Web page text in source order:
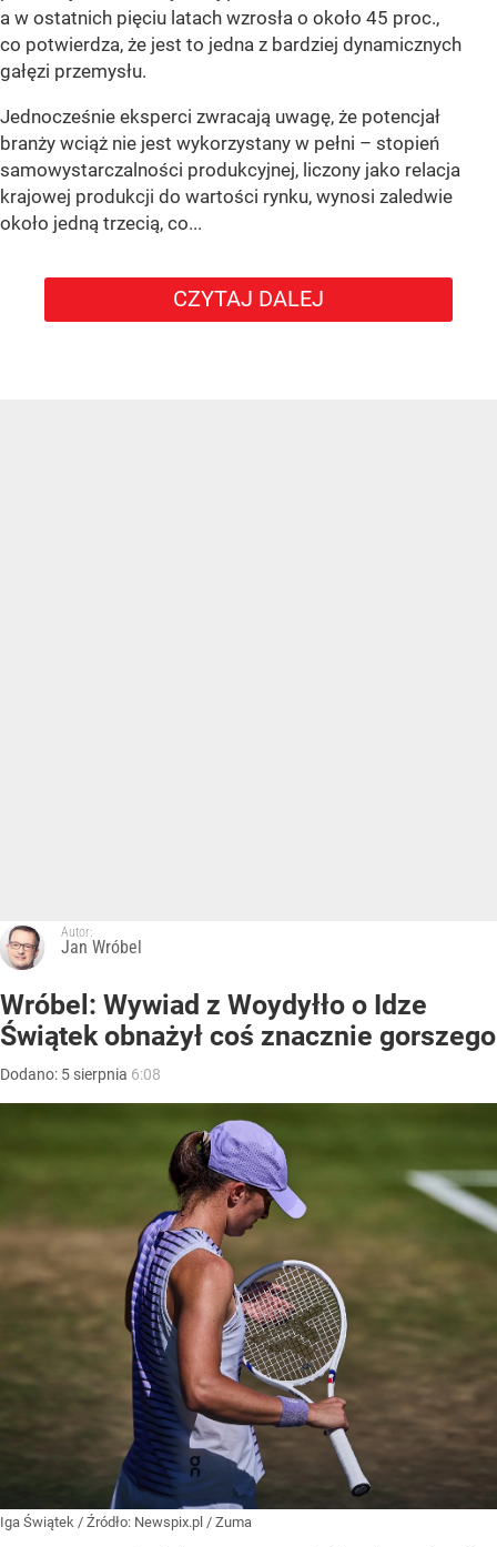
a w ostatnich pięciu latach wzrosła o około 45 proc.,
co potwierdza, że jest to jedna z bardziej dynamicznych
gałęzi przemysłu.
Jednocześnie eksperci zwracają uwagę, że potencjał
branży wciąż nie jest wykorzystany w pełni – stopień
samowystarczalności produkcyjnej, liczony jako relacja
krajowej produkcji do wartości rynku, wynosi zaledwie
około jedną trzecią, co...
CZYTAJ DALEJ
Autor:
Jan Wróbel
Wróbel: Wywiad z Woydyłło o Idze
Świątek obnażył coś znacznie gorszego
Dodano: 5 sierpnia 6:08
Iga Świątek / Źródło: Newspix.pl / Zuma